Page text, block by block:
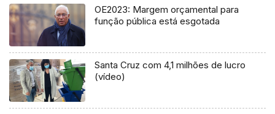
OE2023: Margem orçamental para
função pública está esgotada
Santa Cruz com 4,1 milhões de lucro
(vídeo)